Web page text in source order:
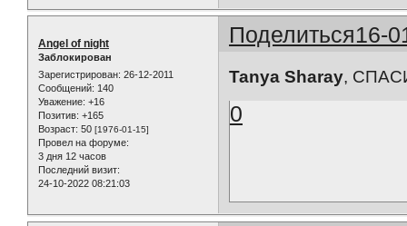
Поделиться16-
Angel of night
Заблокирован
Зарегистрирован: 26-12-2011
Сообщений: 140
Уважение: +16
Позитив: +165
Возраст: 50 [1976-01-15]
Провел на форуме:
3 дня 12 часов
Последний визит:
24-10-2022 08:21:03
Tanya Sharay,
0